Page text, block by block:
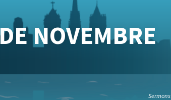
NOVEMBRE
Sermons